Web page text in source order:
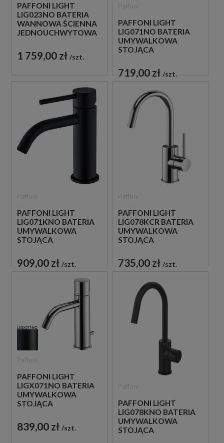
PAFFONI LIGHT
LIG023NO BATERIA
WANNOWA ŚCIENNA
JEDNOUCHWYTOWA
1 759,00 zł szt.
PAFFONI LIGHT
LIG071NO BATERIA
UMYWALKOWA
STOJĄCA
CZARNA
719,00 zł szt.
PAFFONI LIGHT
LIG071KNO BATERIA
UMYWALKOWA
STOJĄCA
CZARNA
909,00 zł szt.
PAFFONI LIGHT
LIG078KCR BATERIA
UMYWALKOWA
STOJĄCA
CHROM
735,00 zł szt.
PAFFONI LIGHT
LIGX071NO BATERIA
UMYWALKOWA
STOJĄCA
CZARNA
839,00 zł szt.
PAFFONI LIGHT
LIG078KNO BATERIA
UMYWALKOWA
STOJĄCA